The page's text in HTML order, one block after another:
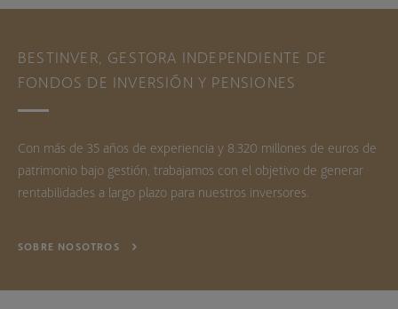
BESTINVER, GESTORA INDEPENDIENTE DE
FONDOS DE INVERSIÓN Y PENSIONES
Con más de 35 años de experiencia y 8.320 millones de euros de
patrimonio bajo gestión, trabajamos con el objetivo de generar
rentabilidades a largo plazo para nuestros inversores.
SOBRE NOSOTROS